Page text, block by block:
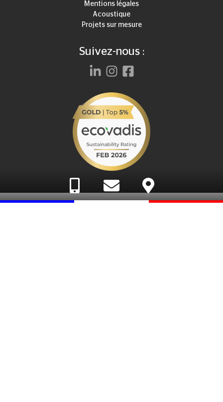
Mentions légales
Acoustique
Projets sur mesure
Suivez-nous :